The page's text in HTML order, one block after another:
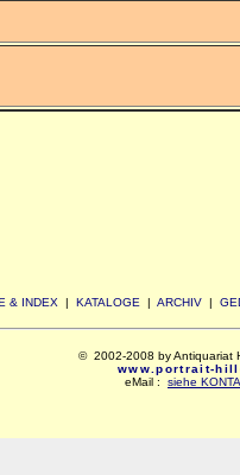
& INDEX | KATALOGE | ARCHIV|
© 2002-2008 by Antiquariat
www.portrait-
eMail : siehe